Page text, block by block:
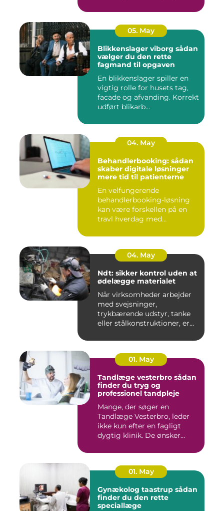
05. May
Blikkenslager viborg sådan
vælger du den rette
fagmand til opgaven
En blikkenslager spiller en
vigtig rolle for husets tag,
facade og afvanding. Korrekt
udført blikarb...
04. May
Behandlerbooking: sådan
skaber digitale løsninger
mere tid til patienterne
En velfungerende
behandlerbooking-løsning
kan være forskellen på en
travl hverdag med
04. May
Ndt: sikker kontrol uden at
ødelægge materialet
Når virksomheder arbejder
med svejsninger,
trykbærende udstyr, tanke
eller stålkonstruktioner, er
01. May
Tandlæge vesterbro sådan
finder du tryg og
professionel tandpleje
Mange, der søger en
Tandlæge Vesterbro, leder
ikke kun efter en fagligt
dygtig klinik. De ønsker
01. May
Gynækolog taastrup sådan
finder du den rette
speciallæge